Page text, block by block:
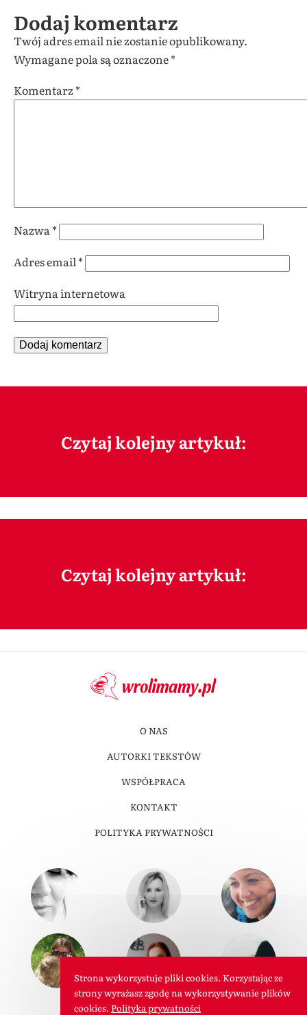
Dodaj komentarz
Twój adres email nie zostanie opublikowany.
Wymagane pola są oznaczone*
Komentarz*
Nazwa *
Adres email *
Witryna internetowa
Czytaj kolejny artykuł:
Czytaj kolejny artykuł:
O NAS
AUTORKI TEKSTÓW
WSPÓŁPRACA
KONTAKT
POLITYKA PRYWATNOŚCI
Strona wykorzystuje pliki cookies. Korzystając ze
strony wyrażasz zgodę na wykorzystywanie plików
cookies. Polityka prywatności